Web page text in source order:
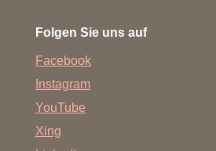
Folgen Sie uns auf
Facebook
Instagram
YouTube
Xing